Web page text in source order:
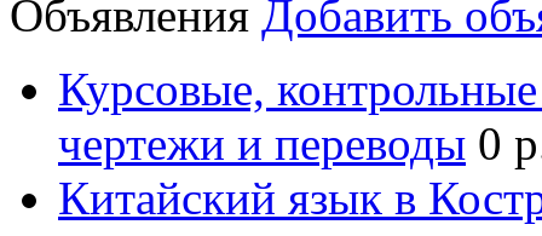
Объявления Добавить
Курсовые,
чертежи и переводы 0
Китайский язык в